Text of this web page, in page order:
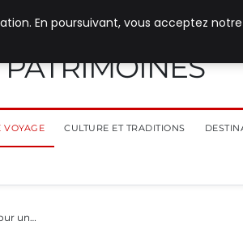
VOYAGE CULTURE ET TRADITIONS
un…
En poursuivant, vous acceptez